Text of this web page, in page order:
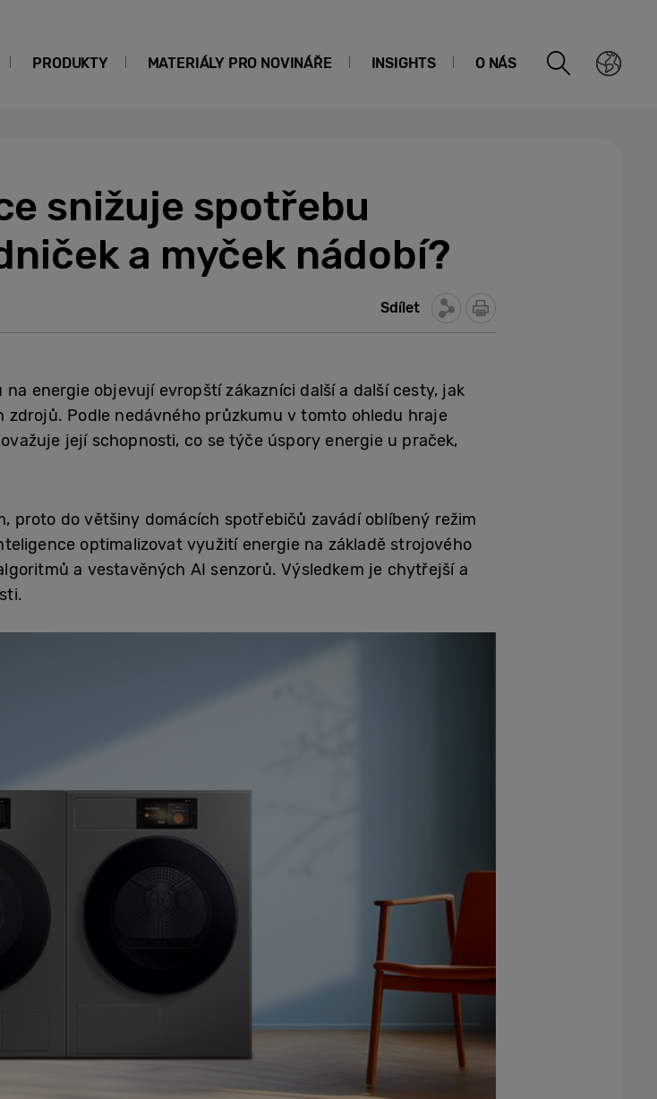
PRODUKTY MATERIÁLY PRO NOVINÁŘE INSIGHTS O NÁS
snižuje spotřebu
a myček nádobí?
Sdílet
energie objevují evropští zákazníci další a další cesty, jak
Podle nedávného průzkumu v tomto ohledu hraje
její schopnosti, co se týče úspory energie u praček,
proto do většiny domácích spotřebičů zavádí oblíbený režim
optimalizovat využití energie na základě strojového
a vestavěných AI senzorů. Výsledkem je chytřejší a